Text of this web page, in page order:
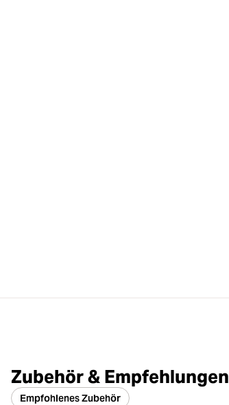
Zubehör & Empfehlungen
Empfohlenes Zubehör